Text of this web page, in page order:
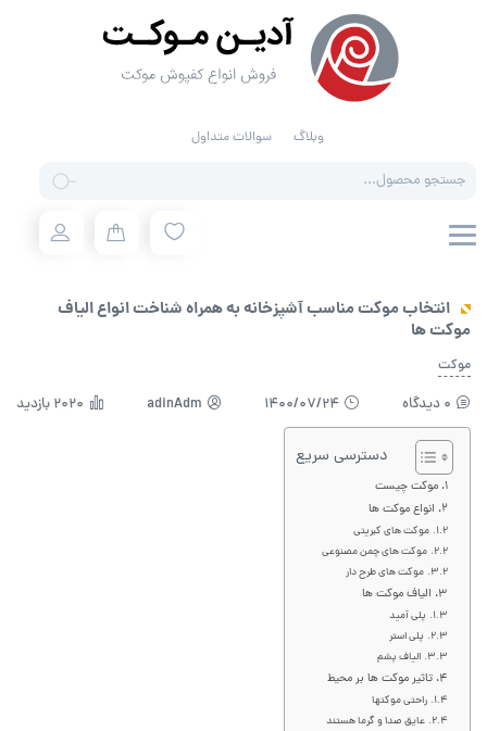
وبلاگ سوالات متداول
انتخاب موکت مناسب آشپزخانه به همراه شناخت انواع الیاف
موکت ها
موکت
0 دیدگاه 1400/07/24
adinAdm 2020 بازدید
دسترسی سریع
موکت چیست
انواع موکت ها
موکت های کبریتی
موکت های چمن مصنوعی
موکت های طرح دار
الیاف موکت ها
پلی آمید
پلی استر
الیاف پشم
تاثیر موکت ها بر محیط
راحتی موکتها
عایق صدا و گرما هستند